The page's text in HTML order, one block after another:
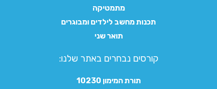
מתמטיקה
תכנות מחשב לילדים ומבוגרים
תואר שני
קורסים נבחרים באתר שלנו:​
תורת המימון 10230